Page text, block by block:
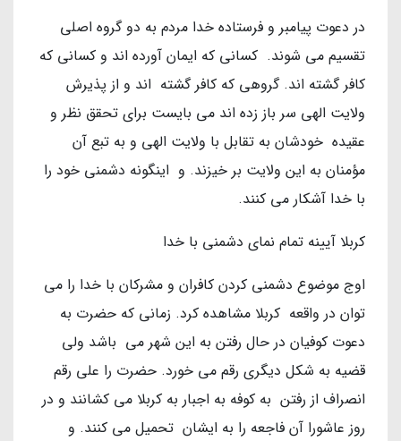
در دعوت پیامبر و فرستاده خدا مردم به دو گروه اصلی
تقسیم می شوند. کسانی که ایمان آورده اند و کسانی که
کافر گشته اند. گروهی که کافر گشته اند و از پذیرش
ولایت الهی سر باز زده اند می بایست برای تحقق نظر و
عقیده خودشان به تقابل با ولایت الهی و به تبع آن
مؤمنان به این ولایت بر خیزند. و اینگونه دشمنی خود را
با خدا آشکار می کنند.
کربلا آیینه تمام نمای دشمنی با خدا
اوج موضوع دشمنی کردن کافران و مشرکان با خدا را می
توان در واقعه کربلا مشاهده کرد. زمانی که حضرت به
دعوت کوفیان در حال رفتن به این شهر می باشد ولی
قضیه به شکل دیگری رقم می خورد. حضرت را علی رقم
انصراف از رفتن به کوفه به اجبار به کربلا می کشانند و در
روز عاشورا آن فاجعه را به ایشان تحمیل می کنند. و